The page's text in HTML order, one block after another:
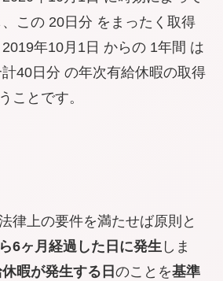
この 20日分 をまったく取得
年10月1日 からの 1年間 は
40日分 の年次有給休暇の取得
ことです。
律上の要件を満たせば原則と
6ヶ月経過した日に発生しま
暇が発生する日 のことを基準